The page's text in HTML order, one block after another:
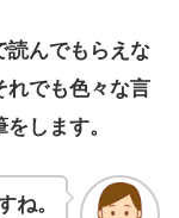
読んでもらえな
れでも色々な言
します。
ね。